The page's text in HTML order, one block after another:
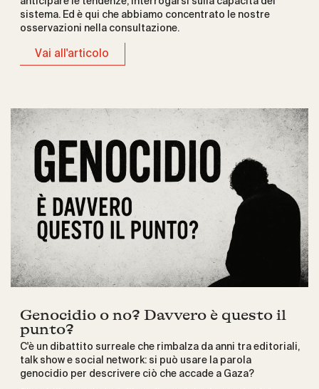
sistema. Ed è qui che abbiamo concentrato le nostre
osservazioni nella consultazione.
Vai all'articolo
Genocidio o no? Davvero è questo il
punto?
C'è un dibattito surreale che rimbalza da anni tra editoriali,
talk show e social network: si può usare la parola
genocidio per descrivere ciò che accade a Gaza?